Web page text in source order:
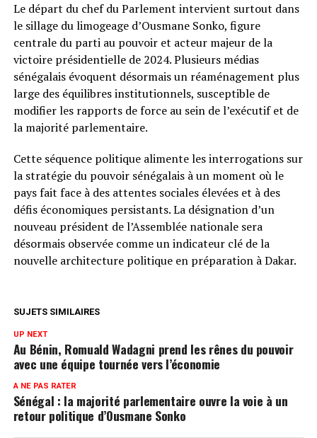
Le départ du chef du Parlement intervient surtout dans
le sillage du limogeage d’Ousmane Sonko, figure
centrale du parti au pouvoir et acteur majeur de la
victoire présidentielle de 2024. Plusieurs médias
sénégalais évoquent désormais un réaménagement plus
large des équilibres institutionnels, susceptible de
modifier les rapports de force au sein de l’exécutif et de
la majorité parlementaire.
Cette séquence politique alimente les interrogations sur
la stratégie du pouvoir sénégalais à un moment où le
pays fait face à des attentes sociales élevées et à des
défis économiques persistants. La désignation d’un
nouveau président de l’Assemblée nationale sera
désormais observée comme un indicateur clé de la
nouvelle architecture politique en préparation à Dakar.
SUJETS SIMILAIRES
UP NEXT
Au Bénin, Romuald Wadagni prend les rênes du pouvoir
avec une équipe tournée vers l’économie
A NE PAS RATER
Sénégal : la majorité parlementaire ouvre la voie à un
retour politique d’Ousmane Sonko